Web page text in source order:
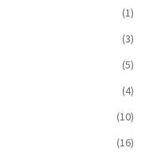
(1)
(3)
(5)
(4)
(10)
(16)